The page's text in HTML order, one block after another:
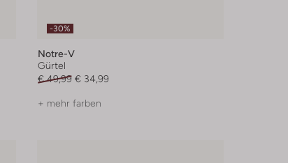
-30%
Notre-V
Gürtel
€ 49,99 € 34,99
+ mehr farben